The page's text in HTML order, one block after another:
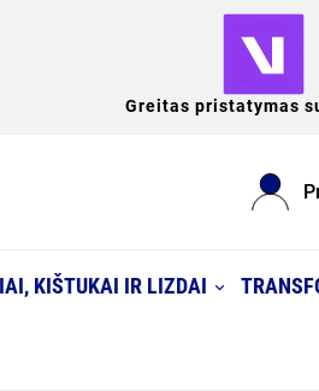
Greitas pristatymas
KIŠTUKAI IR LIZDAI